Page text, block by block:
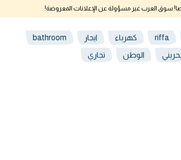
سوق العرب غير مسؤولة عن الإعلانات المعروضة!
riffa كهرباء ايجار bathroom
الوطن تجاري